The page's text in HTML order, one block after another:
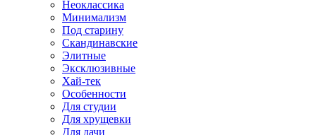
Неоклассика
Минимализм
Под старину
Скандинавские
Элитные
Эксклюзивные
Хай-тек
Особенности
Для студии
Для хрущевки
Для дачи